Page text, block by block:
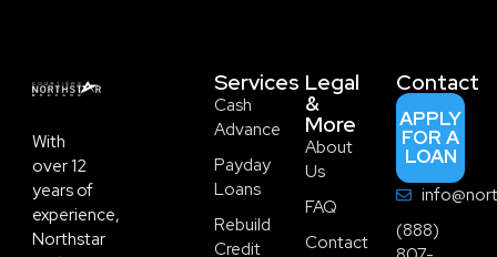
With
over 12
years of
experience,
Northstar
Services
Cash
Advance
Payday
Loans
Rebuild
Credit
Legal
&
More
About
Us
FAQ
Contact
Contact
APPLY
FOR A
LOAN
(888)